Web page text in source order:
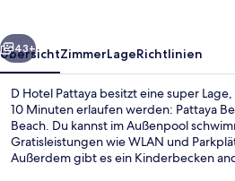
Weiter
43+
ÜbersichtZimmerLageRichtlinien
D Hotel Pattaya besitzt eine super
10 Minuten erlaufen werden: Pattaya
Beach. Du kannst im Außenpool
Gratisleistungen wie WLAN und
Außerdem gibt es ein Kinderbecken